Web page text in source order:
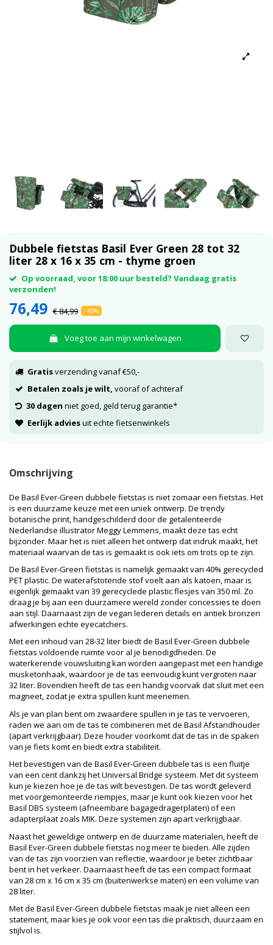
Dubbele fietstas Basil Ever Green 28 tot 32
liter 28 x 16 x 35 cm - thyme groen
Op voorraad, voor 18:00 uur besteld? Vandaag gratis
verzonden!
76,49 € 84,99 -10%
Voeg toe aan mijn winkelwagen
Gratisverzending vanaf €50,-
Betalen zoals je wilt, vooraf of achteraf
30 dagen niet goed, geld terug garantie*
Eerlijk adviesuit echte fietsenwinkels
Omschrijving
De Basil Ever-Green dubbele fietstas is niet zomaar een fietstas. Het
is een duurzame keuze met een uniek ontwerp. De trendy
botanische print, handgeschilderd door de getalenteerde
Nederlandse illustrator Meggy Lemmens, maakt deze tas echt
bijzonder. Maar het is niet alleen het ontwerp dat indruk maakt, het
materiaal waarvan de tas is gemaakt is ook iets om trots op te zijn.
De Basil Ever-Green fietstas is namelijk gemaakt van 40% gerecycled
PET plastic. De waterafstotende stof voelt aan als katoen, maar is
eigenlijk gemaakt van 39 gerecyclede plastic flesjes van 350 ml. Zo
draag je bij aan een duurzamere wereld zonder concessies te doen
aan stijl. Daarnaast zijn de vegan lederen details en antiek bronzen
afwerkingen echte eyecatchers.
Met een inhoud van 28-32 liter biedt de Basil Ever-Green dubbele
fietstas voldoende ruimte voor al je benodigdheden. De
waterkerende vouwsluiting kan worden aangepast met een handige
musketonhaak, waardoor je de tas eenvoudig kunt vergroten naar
32 liter. Bovendien heeft de tas een handig voorvak dat sluit met een
magneet, zodat je extra spullen kunt meenemen.
Als je van plan bent om zwaardere spullen in je tas te vervoeren,
raden we aan om de tas te combineren met de Basil Afstandhouder
(apart verkrijgbaar). Deze houder voorkomt dat de tas in de spaken
van je fiets komt en biedt extra stabiliteit.
Het bevestigen van de Basil Ever-Green dubbele tas is een fluitje
van een cent dankzij het Universal Bridge systeem. Met dit systeem
kun je kiezen hoe je de tas wilt bevestigen. De tas wordt geleverd
met voorgemonteerde riempjes, maar je kunt ook kiezen voor het
Basil DBS systeem (afneembare bagagedragerplaten) of een
adapterplaat zoals MIK. Deze systemen zijn apart verkrijgbaar.
Naast het geweldige ontwerp en de duurzame materialen, heeft de
Basil Ever-Green dubbele fietstas nog meer te bieden. Alle zijden
van de tas zijn voorzien van reflectie, waardoor je beter zichtbaar
bent in het verkeer. Daarnaast heeft de tas een compact formaat
van 28 cm x 16 cm x 35 cm (buitenwerkse maten) en een volume van
28 liter.
Met de Basil Ever-Green dubbele fietstas maak je niet alleen een
statement, maar kies je ook voor een tas die praktisch, duurzaam en
stijlvol is.